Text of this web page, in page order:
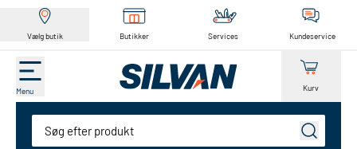
Vælg butik Butikker Services Kundeservice
Menu Kurv
Søg